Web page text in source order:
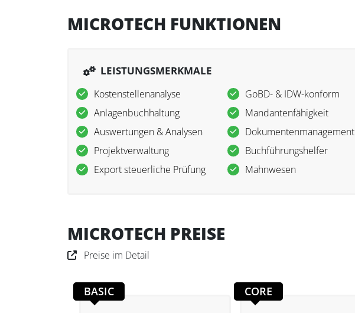
MICROTECH FUNKTIONEN
LEISTUNGSMERKMALE
Kostenstellenanalyse
Anlagenbuchhaltung
Auswertungen & Analysen
Projektverwaltung
Export steuerliche Prüfung
GoBD- & IDW-konform
Mandantenfähigkeit
Dokumentenmanagement
Buchführungshelfer
Mahnwesen
MICROTECH PREISE
Preise im Detail
BASIC CORE